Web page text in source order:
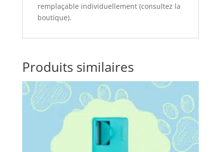
remplaçable individuellement (consultez la
boutique).
Produits similaires